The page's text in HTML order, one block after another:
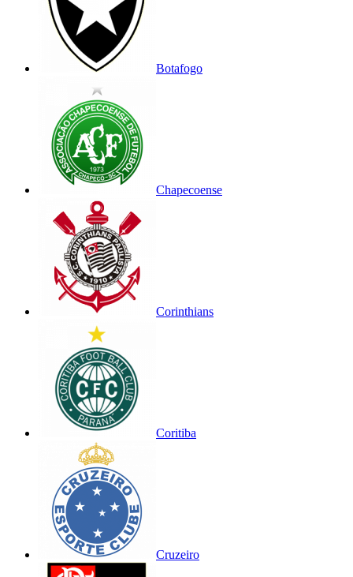
Botafogo
Chapecoense
Corinthians
Coritiba
Cruzeiro